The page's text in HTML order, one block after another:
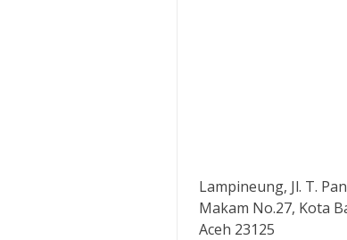
Lampineung, Jl. T.
Makam No.27, Kota
Aceh 23125